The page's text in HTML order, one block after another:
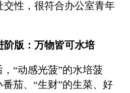
交性，很符合办公室青年
阶版：万物皆可水培
，“动感光菠”的水培菠
茄、“生财”的生菜、好